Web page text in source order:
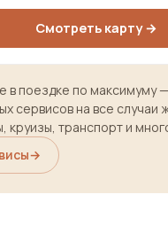
Смотреть карту →
в поездке по максимуму
сервисов на все случаи
круизы, транспорт и
→